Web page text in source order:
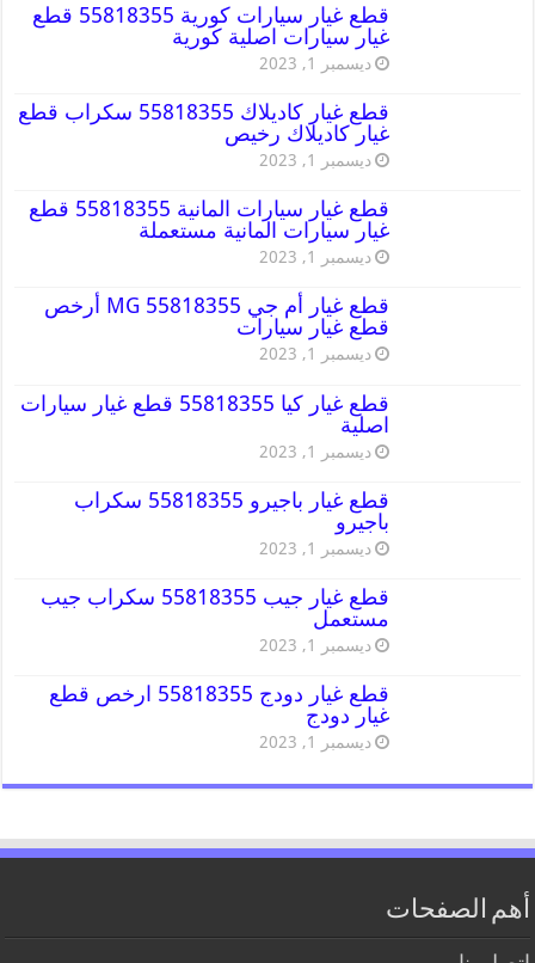
قطع غيار سيارات كورية 55818355 قطع
غيار سيارات اصلية كورية
ديسمبر 1, 2023
قطع غيار كاديلاك 55818355 سكراب قطع
غيار كاديلاك رخيص
ديسمبر 1, 2023
قطع غيار سيارات المانية 55818355 قطع
غيار سيارات المانية مستعملة
ديسمبر 1, 2023
قطع غيار أم جي MG 55818355 أرخص
قطع غيار سيارات
ديسمبر 1, 2023
قطع غيار كيا 55818355 قطع غيار سيارات
اصلية
ديسمبر 1, 2023
قطع غيار باجيرو 55818355 سكراب
باجيرو
ديسمبر 1, 2023
قطع غيار جيب 55818355 سكراب جيب
مستعمل
ديسمبر 1, 2023
قطع غيار دودج 55818355 ارخص قطع
غيار دودج
ديسمبر 1, 2023
أهم الصفحات